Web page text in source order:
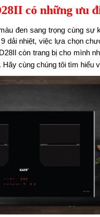
có những ưu
đen sang trọng cùng
dải nhiệt, việc lựa chọn
còn trang bị cho mình
cùng chúng tôi tìm hiểu